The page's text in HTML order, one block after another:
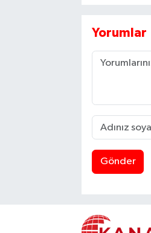
Yorumlar
Gönder